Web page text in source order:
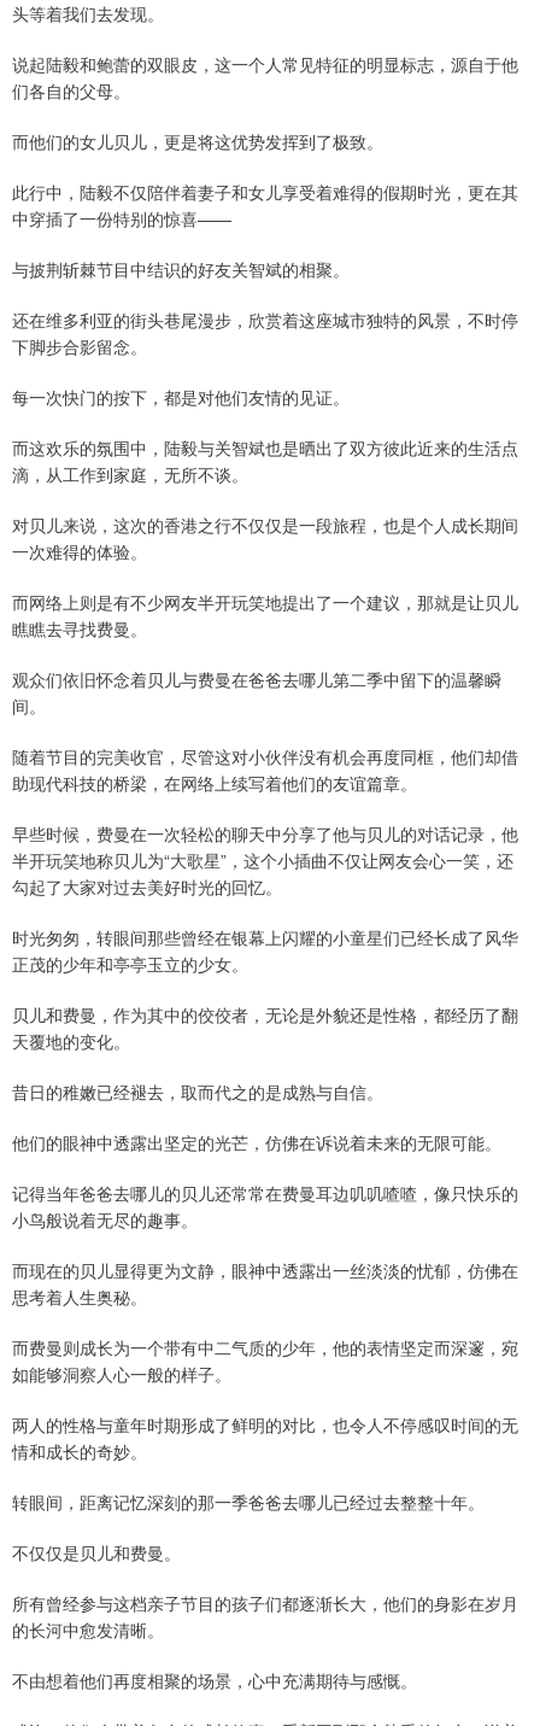
头等着我们去发现。
说起陆毅和鲍蕾的双眼皮，这一个人常见特征的明显标志，源自于他
们各自的父母。
而他们的女儿贝儿，更是将这优势发挥到了极致。
此行中，陆毅不仅陪伴着妻子和女儿享受着难得的假期时光，更在其
中穿插了一份特别的惊喜——
与披荆斩棘节目中结识的好友关智斌的相聚。
还在维多利亚的街头巷尾漫步，欣赏着这座城市独特的风景，不时停
下脚步合影留念。
每一次快门的按下，都是对他们友情的见证。
而这欢乐的氛围中，陆毅与关智斌也是晒出了双方彼此近来的生活点
滴，从工作到家庭，无所不谈。
对贝儿来说，这次的香港之行不仅仅是一段旅程，也是个人成长期间
一次难得的体验。
而网络上则是有不少网友半开玩笑地提出了一个建议，那就是让贝儿
瞧瞧去寻找费曼。
观众们依旧怀念着贝儿与费曼在爸爸去哪儿第二季中留下的温馨瞬
间。
随着节目的完美收官，尽管这对小伙伴没有机会再度同框，他们却借
助现代科技的桥梁，在网络上续写着他们的友谊篇章。
早些时候，费曼在一次轻松的聊天中分享了他与贝儿的对话记录，他
半开玩笑地称贝儿为“大歌星”，这个小插曲不仅让网友会心一笑，还
勾起了大家对过去美好时光的回忆。
时光匆匆，转眼间那些曾经在银幕上闪耀的小童星们已经长成了风华
正茂的少年和亭亭玉立的少女。
贝儿和费曼，作为其中的佼佼者，无论是外貌还是性格，都经历了翻
天覆地的变化。
昔日的稚嫩已经褪去，取而代之的是成熟与自信。
他们的眼神中透露出坚定的光芒，仿佛在诉说着未来的无限可能。
记得当年爸爸去哪儿的贝儿还常常在费曼耳边叽叽喳喳，像只快乐的
小鸟般说着无尽的趣事。
而现在的贝儿显得更为文静，眼神中透露出一丝淡淡的忧郁，仿佛在
思考着人生奥秘。
而费曼则成长为一个带有中二气质的少年，他的表情坚定而深邃，宛
如能够洞察人心一般的样子。
两人的性格与童年时期形成了鲜明的对比，也令人不停感叹时间的无
情和成长的奇妙。
转眼间，距离记忆深刻的那一季爸爸去哪儿已经过去整整十年。
不仅仅是贝儿和费曼。
所有曾经参与这档亲子节目的孩子们都逐渐长大，他们的身影在岁月
的长河中愈发清晰。
不由想着他们再度相聚的场景，心中充满期待与感慨。